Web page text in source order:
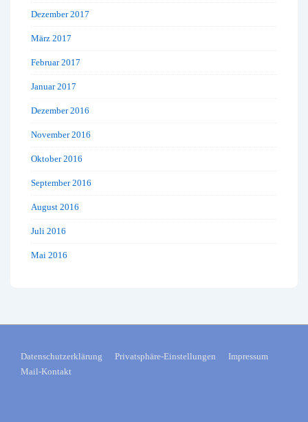
Dezember 2017
März 2017
Februar 2017
Januar 2017
Dezember 2016
November 2016
Oktober 2016
September 2016
August 2016
Juli 2016
Mai 2016
FOOTER-
Datenschutzerklärung Privatsphäre-Einstellungen
Impressum
Mail-Kontakt